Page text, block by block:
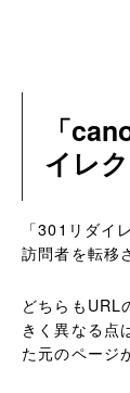
「
イレ
「301リダイ
訪問者を転移
どちらもURL
きく異なる点
た元のページ